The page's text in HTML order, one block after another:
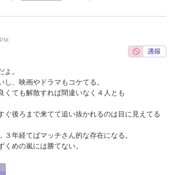
よ。
し、映画やドラマもコケてる。
くても解散すれば間違いなく４人とも
ぐ後ろまで来てて追い抜かれるのは目に見えてる
３年経てばマッチさん的な存在になる。
くめの嵐には勝てない。